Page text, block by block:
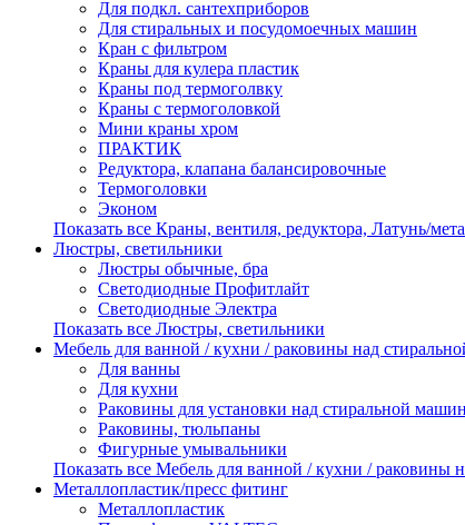
Для подкл. сантехприборов
Для стиральных и посудомоечных машин
Кран с фильтром
Краны для кулера пластик
Краны под термоголвку
Краны с термоголовкой
Мини краны хром
ПРАКТИК
Редуктора, клапана балансировочные
Термоголовки
Эконом
Показать все Краны, вентиля, редуктора, Латунь/
Люстры, светильники
Люстры обычные, бра
Светодиодные Профитлайт
Светодиодные Электра
Показать все Люстры, светильники
Мебель для ванной / кухни / раковины над
Для ванны
Для кухни
Раковины для установки над стиральной
Раковины, тюльпаны
Фигурные умывальники
Показать все Мебель для ванной / кухни /
Металлопластик/пресс фитинг
Металлопластик